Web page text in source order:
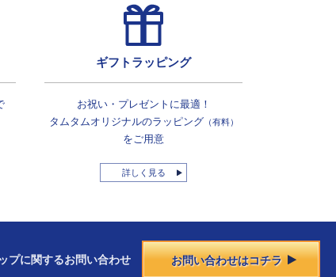
ギフトラッピング
お祝い・プレゼントに最適！
タムタムオリジナルのラッピング （有料）
をご用意
詳しく見る
プに関するお問い合わせ お問い合わせはコチラ